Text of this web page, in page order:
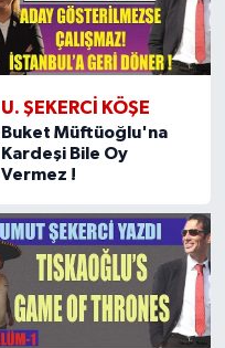
U. ŞEKERCI KÖŞE
Buket Müftüoğlu'na
Kardeşi Bile Oy
Vermez !